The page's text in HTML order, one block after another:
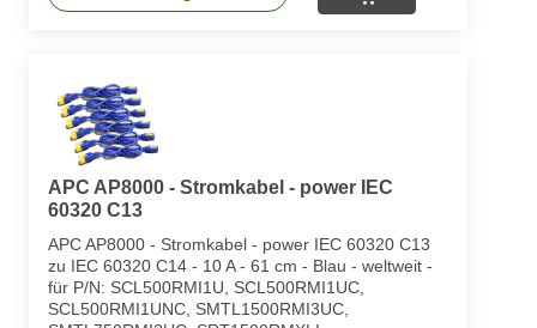
APC AP8000 - Stromkabel - power IEC
60320 C13
APC AP8000 - Stromkabel - power IEC 60320 C13
zu IEC 60320 C14 - 10 A - 61 cm - Blau - weltweit -
für P/N: SCL500RMI1U, SCL500RMI1UC,
SCL500RMI1UNC, SMTL1500RMI3UC,